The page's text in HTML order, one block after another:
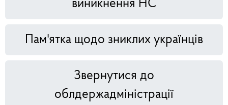
виникнення НС
Пам'ятка щодо зниклих українців
Звернутися до
облдержадміністрації